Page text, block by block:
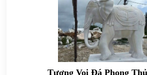
Tượng Voi Đá Phong